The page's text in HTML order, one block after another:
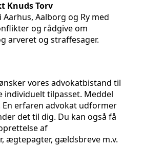
Knuds Torv
Aalborg og Ry med
og rådgive om
arveret og straffesager.
vores advokatbistand til
individuelt tilpasset. Meddel
erfaren advokat udformer
det til dig. Du kan også få
af
ægtepagter, gældsbreve m.v.